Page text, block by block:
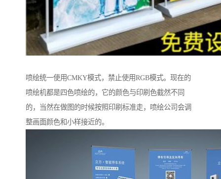
喷绘统一使用CMKY模式，禁止使用RGB模式。现在的
喷绘机都是四色喷绘的，它的颜色与印刷色截然不同
的，当然在做图的时候按照印刷标准走，喷绘公司会调
整画面颜色和小样接近的。